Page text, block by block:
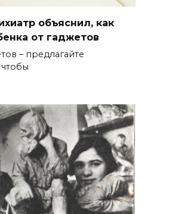
объяснил, как
от гаджетов
– предлагайте
чтобы